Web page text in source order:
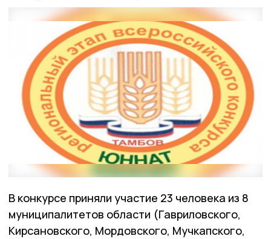
В конкурсе приняли участие 23 человека из 8
муниципалитетов области (Гавриловского,
Кирсановского, Мордовского, Мучкапского,